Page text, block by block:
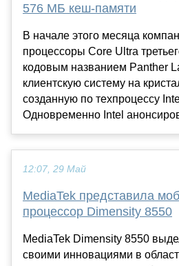
576 МБ кеш-памяти
В начале этого месяца
процессоры Core Ultra
кодовым названием Panther
клиентскую систему на
созданную по техпроцессу
Одновременно Intel
12:07, 29 Май
MediaTek представила
процессор Dimensity 8550
MediaTek Dimensity 8550
своими инновациями в